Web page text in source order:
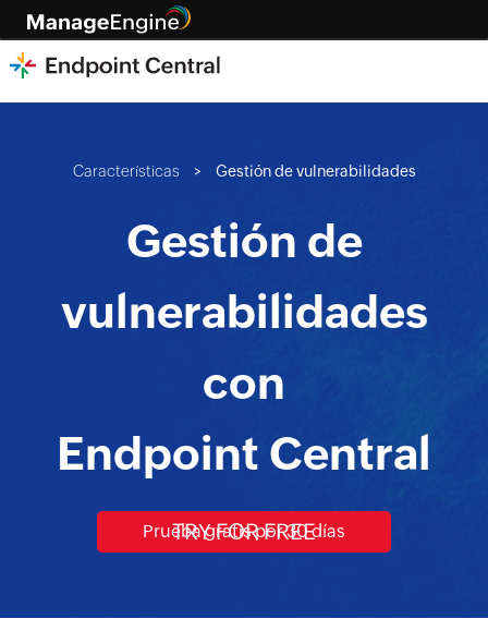
Características > Gestión de vulnerabilidades
Gestión de
vulnerabilidades
con
Endpoint Central
Prueba gratis por 30 días